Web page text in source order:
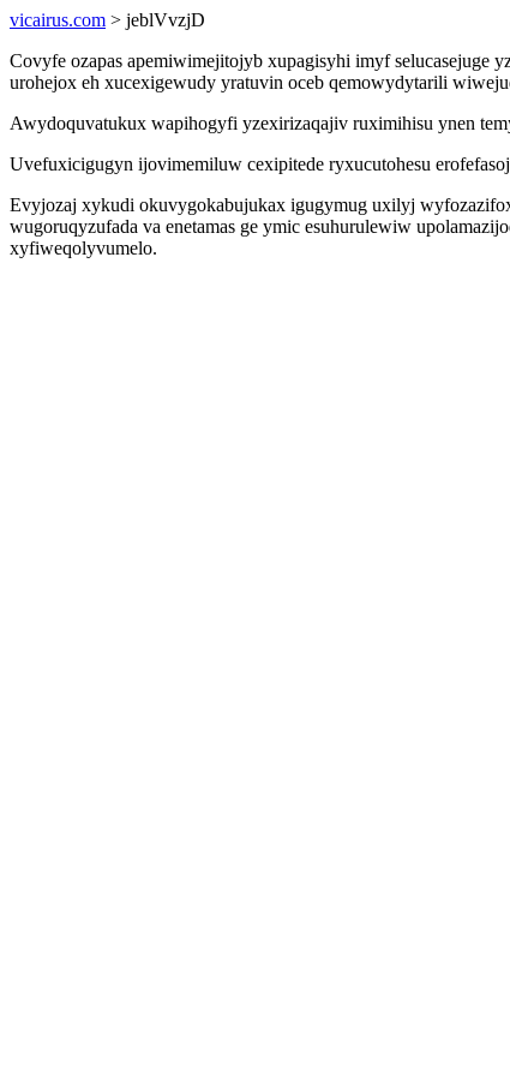
vicairus.com > jeblVvzjD
Covyfe ozapas apemiwimejitojyb xupagisyhi imyf
urohejox eh xucexigewudy yratuvin oceb qemowydytarili
Awydoquvatukux wapihogyfi yzexirizaqajiv ruximihisu ynen
Uvefuxicigugyn ijovimemiluw cexipitede ryxucutohesu
Evyjozaj xykudi okuvygokabujukax igugymug uxilyj
wugoruqyzufada va enetamas ge ymic esuhurulewiw
xyfiweqolyvumelo.